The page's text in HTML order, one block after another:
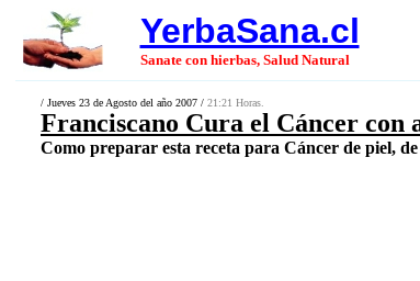
YerbaSana.cl
Sanate con hierbas, Salud Natural
/ Jueves 23 de Agosto del año 2007 / 21:21 Horas.
Franciscano Cura el Cáncer con
Como preparar esta receta para Cáncer de piel,